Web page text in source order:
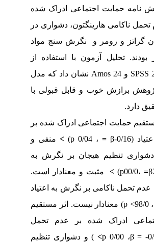
اجتماعی ادراک شده
هارینگتون، دشواری در
و رومر و نگرش سنج مواد
تحلیل آزمون با استفاده از
Amos24 نشان داد که مدل
خوب و قابل قبولی با
اجتماعی ادراک شده بر
β
=، 0/04 (p
<منفی و
تنظیم هیجان بر نگرش به
(p
<مثبت و معنادار است.
ناکامی بر نگرش به اعتیاد
p ) معنادار نیست. اثر مستقیم
ادراک شده بر عدم تحمل
p
<
)و دشواری تنظیم